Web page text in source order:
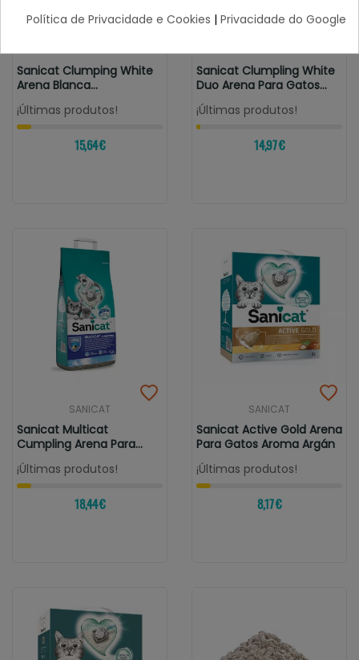
SANICAT
Sanicat Clumping White
Arena Blanca
Aglomerante Para...
¡Últimas produtos!
15,64 €
SANICAT
Sanicat Clumpling White
Duo Arena Para Gatos
Aroma...
¡Últimas produtos!
14,97 €
SANICAT
Sanicat Multicat
Cumpling Arena Para
Gatos Aroma...
¡Últimas produtos!
18,44 €
SANICAT
Sanicat Active Gold Arena
Para Gatos Aroma Argán
¡Últimas produtos!
8,17 €
Política de Privacidade e Cookies | Privacidade do Google